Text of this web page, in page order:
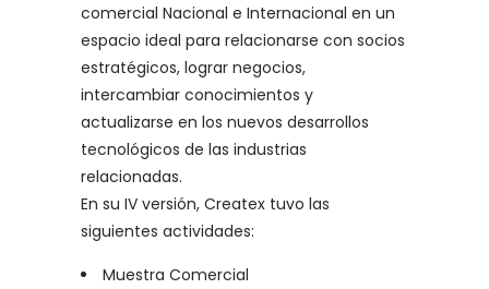
comercial Nacional e Internacional en un
espacio ideal para relacionarse con socios
estratégicos, lograr negocios,
intercambiar conocimientos y
actualizarse en los nuevos desarrollos
tecnológicos de las industrias
relacionadas.
En su IV versión, Createx tuvo las
siguientes actividades:
Muestra Comercial